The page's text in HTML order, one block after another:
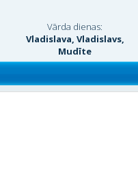
Vārda dienas:
Vladislava, Vladislavs,
Mudīte